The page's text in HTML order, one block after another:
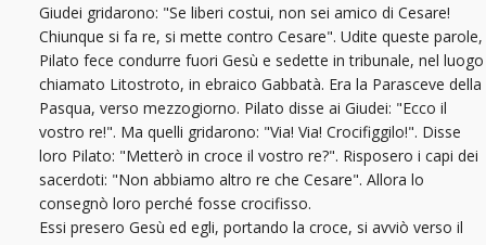
Giudei gridarono: "Se liberi costui, non sei amico di Cesare!
Chiunque si fa re, si mette contro Cesare". Udite queste parole,
Pilato fece condurre fuori Gesù e sedette in tribunale, nel luogo
chiamato Litostroto, in ebraico Gabbatà. Era la Parasceve della
Pasqua, verso mezzogiorno. Pilato disse ai Giudei: "Ecco il
vostro re!". Ma quelli gridarono: "Via! Via! Crocifiggilo!". Disse
loro Pilato: "Metterò in croce il vostro re?". Risposero i capi dei
sacerdoti: "Non abbiamo altro re che Cesare". Allora lo
consegnò loro perché fosse crocifisso.
Essi presero Gesù ed egli, portando la croce, si avviò verso il